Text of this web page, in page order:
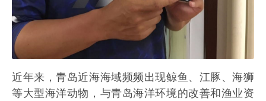
近年来，青岛近海海域频频出现鲸鱼、江豚、海狮
等大型海洋动物，与青岛海洋环境的改善和渔业资